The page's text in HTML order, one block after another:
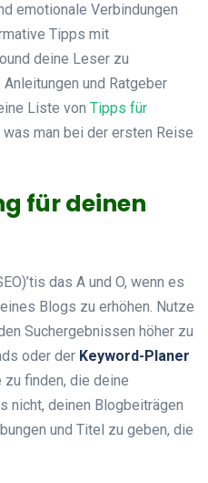
emotionale Verbindungen
Tipps mit
deine Leser zu
und Ratgeber
Liste von Tipps für
was man bei der ersten Reise
für deinen
das A und O, wenn es
Blogs zu erhöhen. Nutze
Suchergebnissen höher zu
oder der Keyword-Planer
finden, die deine
nicht, deinen Blogbeiträgen
und Titel zu geben, die